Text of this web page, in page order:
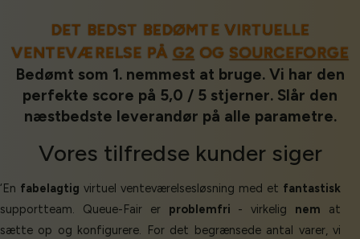
DET BEDST BEDØMTE VIRTUELLE
VENTEVÆRELSE PÅ G2 OG SOURCEFORGE
Bedømt som 1. nemmest at bruge. Vi har den
perfekte score på 5,0 / 5 stjerner. Slår den
næstbedste leverandør på alle parametre.
Vores tilfredse kunder siger
‘En fabelagtig virtuel venteværelsesløsning med et fantastisk
supportteam. Queue-Fair er problemfri - virkelig nem at
sætte op og konfigurere. For det begrænsede antal varer, vi